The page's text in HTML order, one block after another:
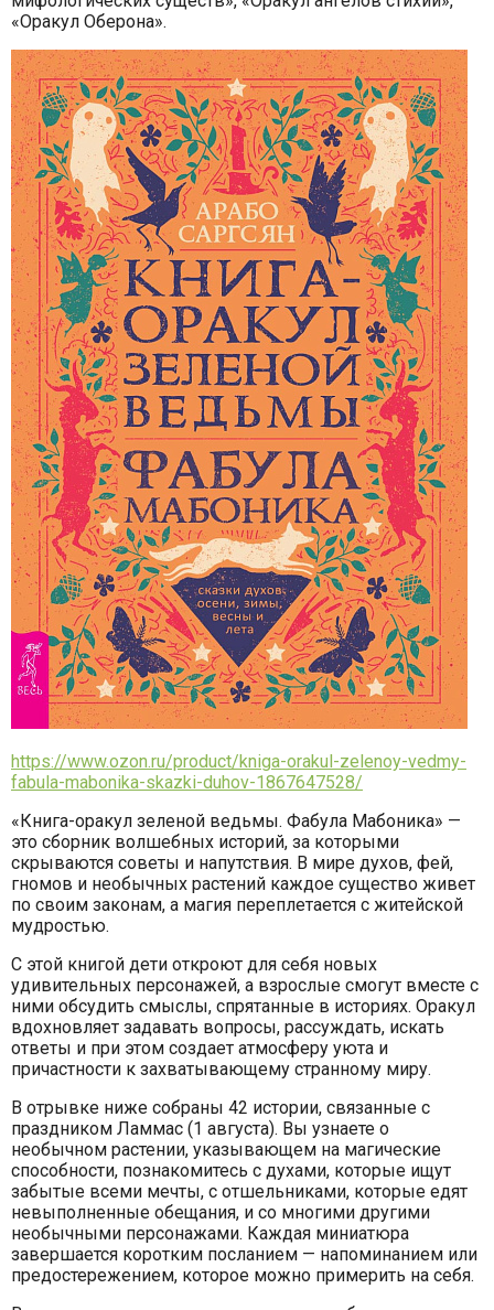
«Оракул Оберона».
https://www.ozon.ru/product/kniga-orakul-zelenoy-vedmy-
fabula-mabonika-skazki-duhov-1867647528/
«Книга-оракул зеленой ведьмы. Фабула Мабоника» —
это сборник волшебных историй, за которыми
скрываются советы и напутствия. В мире духов, фей,
гномов и необычных растений каждое существо живет
по своим законам, а магия переплетается с житейской
мудростью.
С этой книгой дети откроют для себя новых
удивительных персонажей, а взрослые смогут вместе с
ними обсудить смыслы, спрятанные в историях. Оракул
вдохновляет задавать вопросы, рассуждать, искать
ответы и при этом создает атмосферу уюта и
причастности к захватывающему странному миру.
В отрывке ниже собраны 42 истории, связанные с
праздником Ламмас (1 августа). Вы узнаете о
необычном растении, указывающем на магические
способности, познакомитесь с духами, которые ищут
забытые всеми мечты, с отшельниками, которые едят
невыполненные обещания, и со многими другими
необычными персонажами. Каждая миниатюра
завершается коротким посланием — напоминанием или
предостережением, которое можно примерить на себя.